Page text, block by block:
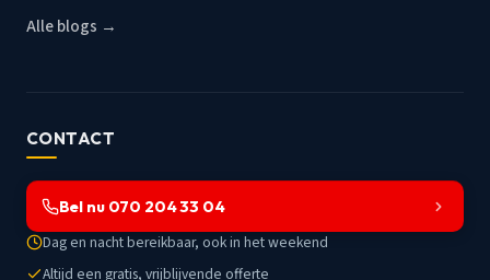
Alle blogs →
CONTACT
Bel nu 070 204 33 04
Dag en nacht bereikbaar, ook in het weekend
Altijd een gratis, vrijblijvende offerte